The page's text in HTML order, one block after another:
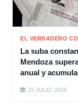
EL VERDADERO
La suba
Mendoza
anual y
15 JULIO, 2026